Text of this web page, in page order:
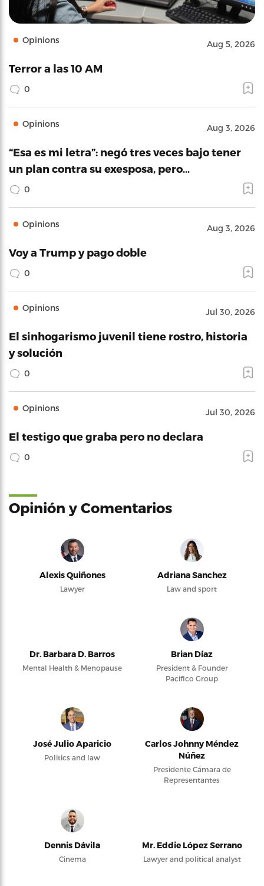
Opinions Aug 5, 2026
Terror a las 10 AM
0
Opinions Aug 3, 2026
“Esa es mi letra”: negó tres veces bajo tener
un plan contra su exesposa, pero…
0
Opinions Aug 3, 2026
Voy a Trump y pago doble
0
Opinions Jul 30, 2026
El sinhogarismo juvenil tiene rostro, historia
y solución
0
Opinions Jul 30, 2026
El testigo que graba pero no declara
0
Opinión y Comentarios
Alexis Quiñones
Lawyer
Adriana Sanchez
Law and sport
Dr. Barbara D. Barros
Mental Health & Menopause
Brian Díaz
President & Founder
Pacifico Group
José Julio Aparicio
Politics and law
Carlos Johnny Méndez
Núñez
Presidente Cámara de
Representantes
Dennis Dávila
Cinema
Mr. Eddie López Serrano
Lawyer and political analyst